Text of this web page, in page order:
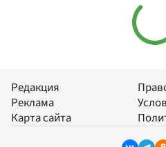
Редакция
Реклама
Карта сайта